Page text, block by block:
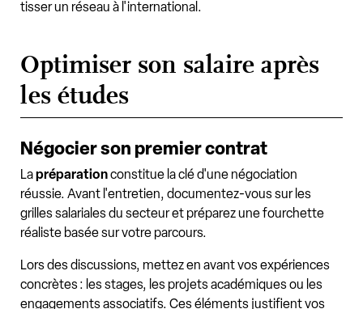
tisser un réseau à l'international.
Optimiser son salaire après
les études
Négocier son premier contrat
Lapréparationconstitue la clé d'une négociation
réussie. Avant l'entretien, documentez-vous sur les
grilles salariales du secteur et préparez une fourchette
réaliste basée sur votre parcours.
Lors des discussions, mettez en avant vos expériences
concrètes : les stages, les projets académiques ou les
engagements associatifs. Ces éléments justifient vos